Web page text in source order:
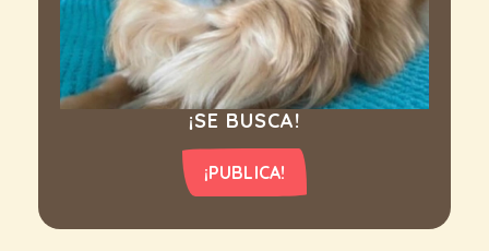
¡SE BUSCA!
¡PUBLICA!